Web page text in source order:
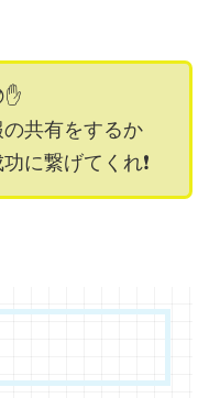
共有をするか
に繋げてくれ❗️